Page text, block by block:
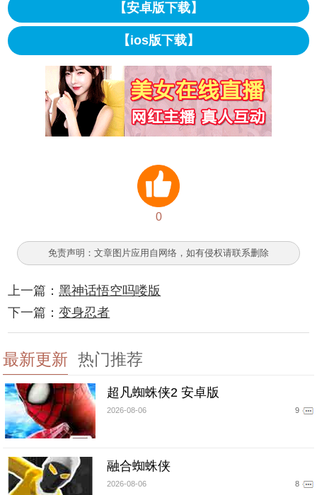
【安卓版下载】
【ios版下载】
0
免责声明：文章图片应用自网络，如有侵权请联系删除
上一篇：黑神话悟空吗喽版
下一篇：变身忍者
最新更新 热门推荐
超凡蜘蛛侠2 安卓版
2026-08-06 9
融合蜘蛛侠
2026-08-06 8